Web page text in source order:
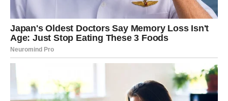
OSTVARENJE ŽELJE
Ribe su u prethodnim mesecima možda osećale da daju
više nego što dobijaju. Vaša duša je bila umorna od
razočaranja, ali nikada niste prestali da verujete u ljubav.
Sada dolazi nagrada za tu veru.